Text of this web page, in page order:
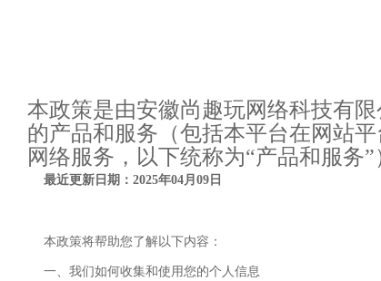
本政策是由安徽尚趣玩网络科技有
的产品和服务（包括本平台在网站
网络服务，以下统称为“产品和服务”
最近更新日期：2025年04月 09 日
本政策将帮助您了解以下内容：
一、我们如何收集和使用您的个人信息